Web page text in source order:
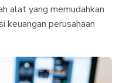
alat yang memudahkan
keuangan perusahaan